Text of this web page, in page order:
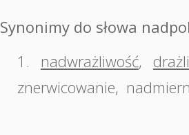
Synonimy do słowa
1.
nadwrażliwość,
znerwicowanie,